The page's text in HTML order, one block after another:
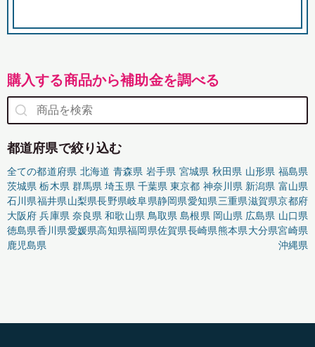
購入する商品から補助金を調べる
都道府県で絞り込む
全ての都道府県 北海道 青森県 岩手県 宮城県 秋田県 山形県 福島県
茨城県 栃木県 群馬県 埼玉県 千葉県 東京都 神奈川県 新潟県 富山県
石川県福井県山梨県長野県岐阜県静岡県愛知県三重県滋賀県京都府
大阪府 兵庫県 奈良県 和歌山県 鳥取県 島根県 岡山県 広島県 山口県
徳島県香川県愛媛県高知県福岡県佐賀県長崎県熊本県大分県宮崎県
鹿児島県
沖縄県